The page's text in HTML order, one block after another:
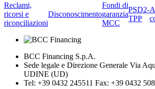
Reclami,
ricorsi e
riconciliazioni
Disconoscimento
Fondi di
garanzia
MCC
PSD2-
TPP
BCC Financing S.p.A.
Sede legale e Direzione Generale Via
UDINE (UD)
Tel: +39 0432 245511 Fax: +39 0432